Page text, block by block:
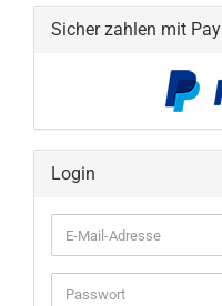
Sicher zahlen mit
Login
E-
Mail-
Adresse
Passwort